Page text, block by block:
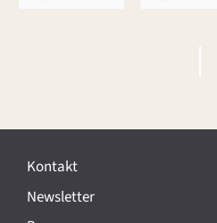
e
a
n
Kontakt
Newsletter